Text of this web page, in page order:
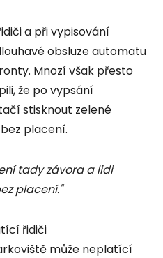
a při vypisování
obsluze automatu
Mnozí však přesto
že po vypsání
stisknout zelené
placení.
tady závora a lidi
placení."
řidiči
může neplatící